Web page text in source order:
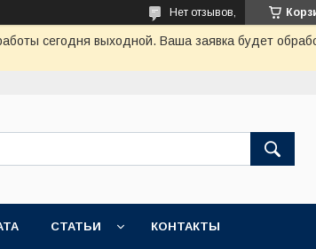
Нет отзывов,
сегодня выходной. Ваша заявка будет
СТАТЬИ КОНТАКТЫ